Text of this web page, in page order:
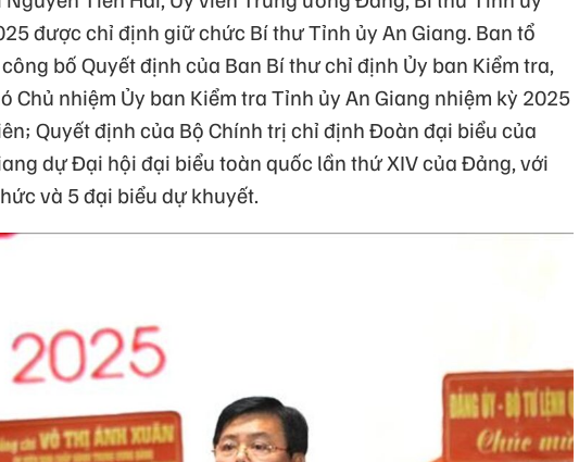
được chỉ định giữ chức Bí thư Tỉnh ủy An Giang. Ban tổ
bố Quyết định của Ban Bí thư chỉ định Ủy ban Kiểm tra,
Chủ nhiệm Ủy ban Kiểm tra Tỉnh ủy An Giang nhiệm kỳ 2025
Quyết định của Bộ Chính trị chỉ định Đoàn đại biểu của
dự Đại hội đại biểu toàn quốc lần thứ XIV của Đảng, với
và 5 đại biểu dự khuyết.